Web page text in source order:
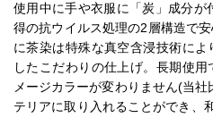
使用中に手や衣服に「炭」成分が
得の抗ウイルス処理の2層構造で
に茶染は特殊な真空含浸技術に
したこだわりの仕上げ。長期使
メージカラーが変わりません(当
テリアに取り入れることができ、